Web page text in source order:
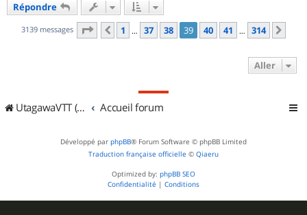
Répondre
3139 messages Page 39 sur314
Précédent
1 … 37 38 39 40 41 … 314
Aller
UtagawaVTT (Randos VTT et VTTAE avec traces GPS) Accueil forum
Développé par phpBB® Forum Software © phpBB Limited
Traduction française officielle © Qiaeru
Optimized by: phpBB SEO
Confidentialité | Conditions